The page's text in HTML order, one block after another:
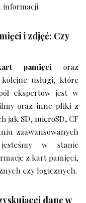
i zdjęć: Czy
pamięci oraz
usługi, które
ekspertów jest w
oraz inne pliki z
jak SD, microSD, CF
zaawansowanych
w stanie
z kart pamięci,
czy logicznych.
dane w